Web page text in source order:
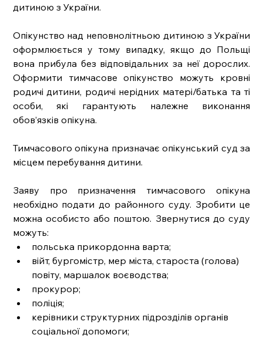
дитиною з України.
Опікунство над неповнолітньою дитиною з України
оформлюється у тому випадку, якщо до Польщі
вона прибула без відповідальних за неї дорослих.
Оформити тимчасове опікунство можуть кровні
родичі дитини, родичі нерідних матері/батька та ті
особи, які гарантують належне виконання
обов’язків опікуна.
Тимчасового опікуна призначає опікунський суд за
місцем перебування дитини.
Заяву про призначення тимчасового опікуна
необхідно подати до районного суду. Зробити це
можна особисто або поштою. Звернутися до суду
можуть:
польська прикордонна варта;
війт, бургомістр, мер міста, староста (голова)
повіту, маршалок воєводства;
прокурор;
поліція;
керівники структурних підрозділів органів
соціальної допомоги;